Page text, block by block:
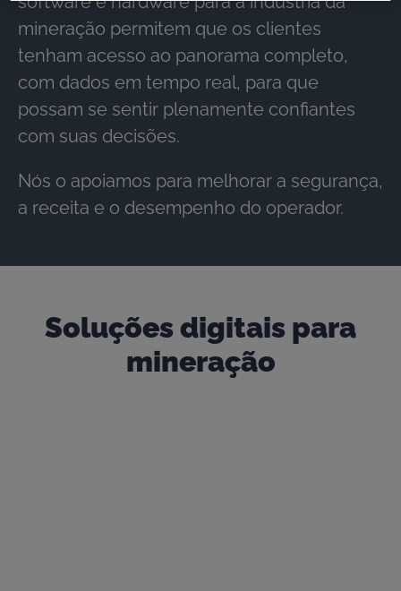
mineração permitem que os clientes
tenham acesso ao panorama completo,
com dados em tempo real, para que
possam se sentir plenamente confiantes
com suas decisões.
Nós o apoiamos para melhorar a segurança,
a receita e o desempenho do operador.
Soluções digitais para
mineração